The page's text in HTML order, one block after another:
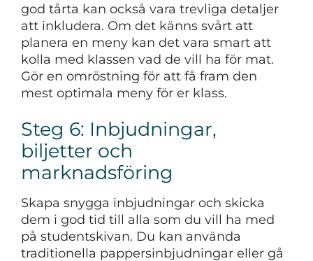
god tårta kan också vara trevliga detaljer
att inkludera. Om det känns svårt att
planera en meny kan det vara smart att
kolla med klassen vad de vill ha för mat.
Gör en omröstning för att få fram den
mest optimala meny för er klass.
Steg 6: Inbjudningar,
biljetter och
marknadsföring
Skapa snygga inbjudningar och skicka
dem i god tid till alla som du vill ha med
på studentskivan. Du kan använda
traditionella pappersinbjudningar eller gå